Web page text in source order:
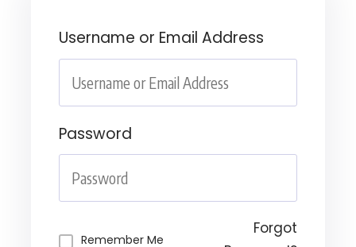
Username or Email Address
Password
Remember Me
Forgot